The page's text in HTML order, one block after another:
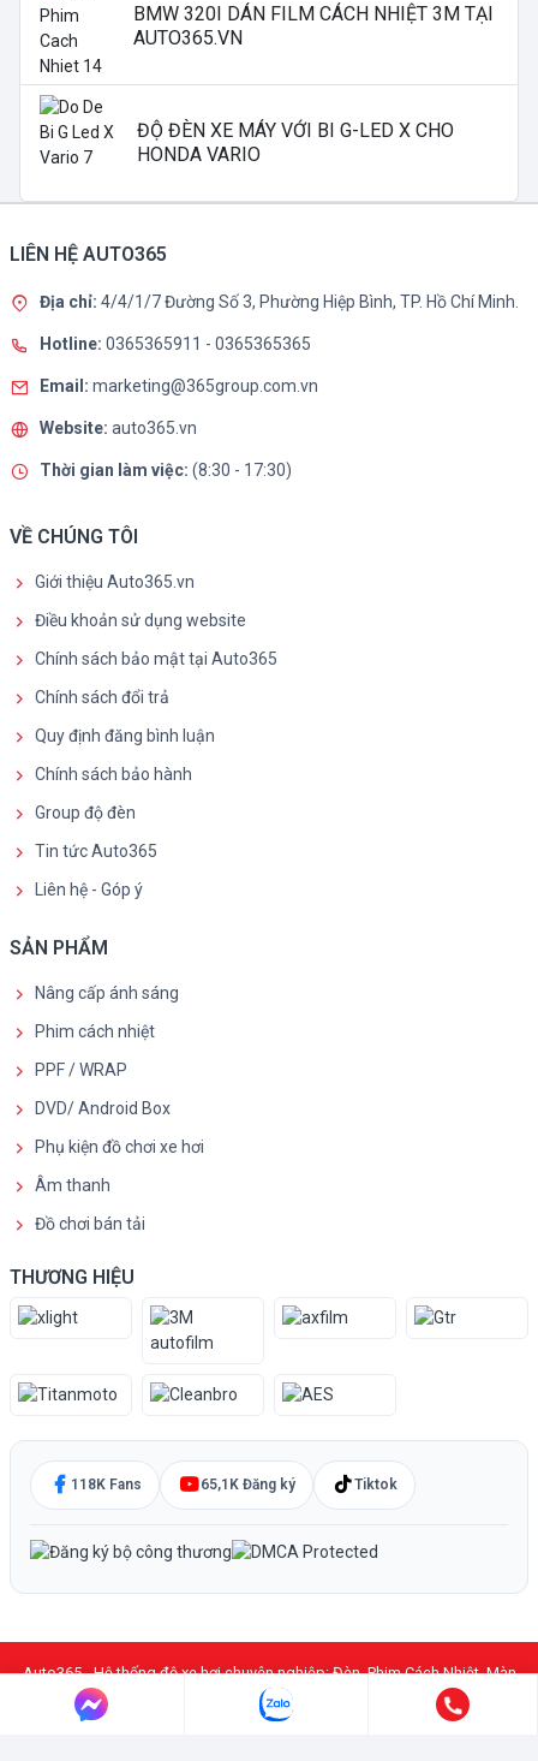
BMW 320I DÁN FILM CÁCH NHIỆT 3M TẠI
AUTO365.VN
ĐỘ ĐÈN XE MÁY VỚI BI G-LED X CHO
HONDA VARIO
LIÊN HỆ AUTO365
Địa chỉ: 4/4/1/7 Đường Số 3, Phường Hiệp Bình, TP. Hồ Chí Minh.
Hotline: 0365365911 - 0365365365
Email: marketing@365group.com.vn
Website: auto365.vn
Thời gian làm việc: (8:30 - 17:30)
VỀ CHÚNG TÔI
Giới thiệu Auto365.vn
Điều khoản sử dụng website
Chính sách bảo mật tại Auto365
Chính sách đổi trả
Quy định đăng bình luận
Chính sách bảo hành
Group độ đèn
Tin tức Auto365
Liên hệ - Góp ý
SẢN PHẨM
Nâng cấp ánh sáng
Phim cách nhiệt
PPF / WRAP
DVD/ Android Box
Phụ kiện đồ chơi xe hơi
Âm thanh
Đồ chơi bán tải
THƯƠNG HIỆU
118K Fans 65,1K Đăng ký Tiktok
Auto365 - Hệ thống độ xe hơi chuyên nghiệp: Đèn, Phim Cách Nhiệt, Màn
Hình DVD Android, PPF